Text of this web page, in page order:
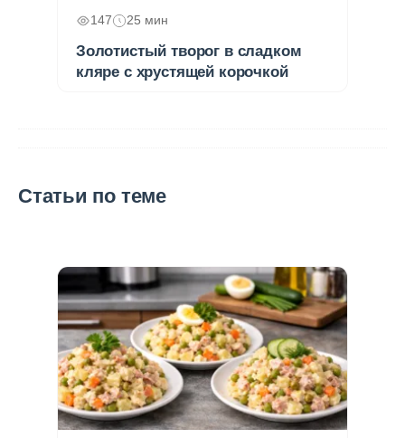
147 25 мин
Золотистый творог в сладком
кляре с хрустящей корочкой
Статьи по теме